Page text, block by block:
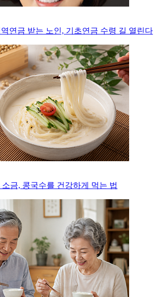
연금 받는 노인, 기초연금 수령 길 열린다
소금, 콩국수를 건강하게 먹는 법